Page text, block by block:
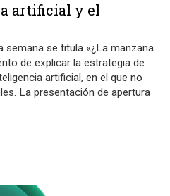
artificial y el
semana se titula «¿La manzana
de explicar la estrategia de
artificial, en el que no
La presentación de apertura